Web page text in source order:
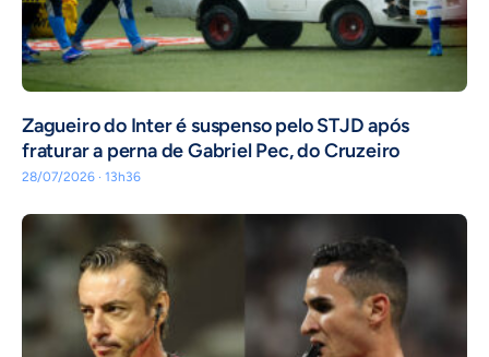
Zagueiro do Inter é suspenso pelo STJD após
fraturar a perna de Gabriel Pec, do Cruzeiro
28/07/2026 · 13h36